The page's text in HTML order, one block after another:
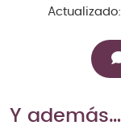
Actualizado:
Y además…